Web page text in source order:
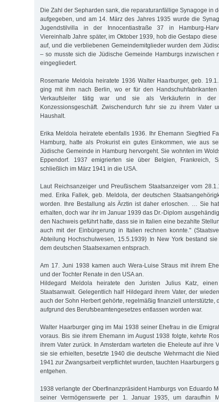
Die Zahl der Sepharden sank, die reparaturanfällige Synagoge in
aufgegeben, und am 14. März des Jahres 1935 wurde die
Jugendstilvilla in der Innocentiastraße 37 in Hamburg-
Viereinhalb Jahre später, im Oktober 1939, hob die Gestapo
auf, und die verbliebenen Gemeindemitglieder wurden dem
– so musste sich die Jüdische Gemeinde Hamburgs inzwischen
eingegliedert.
Rosemarie Meldola heiratete 1936 Walter Haarburger, geb.
ging mit ihm nach Berlin, wo er für den
Verkaufsleiter tätig war und sie als Verkäuferin in der
Konzessionsgeschäft. Zwischendurch fuhr sie zu ihrem Vater
Haushalt.
Erika Meldola heiratete ebenfalls 1936. Ihr Ehemann Siegfried
Hamburg, hatte als Prokurist ein gutes Einkommen, wie aus
Jüdische Gemeinde in Hamburg hervorgeht. Sie wohnten im
Eppendorf. 1937 emigrierten sie über Belgien, Frankreich,
schließlich im März 1941 in die USA.
Laut Reichsanzeiger und Preußischem Staatsanzeiger vom
med. Erika Fallek, geb. Meldola, der deutschen
worden. Ihre Bestallung als Ärztin ist daher erloschen. … Sie
erhalten, doch war ihr im Januar 1939 das Dr.-Diplom
den Nachweis geführt hatte, dass sie in Italien eine bezahlte
auch mit der Einbürgerung in Italien rechnen konnte."
Abteilung Hochschulwesen, 15.5.1939) In New York bestand
dem deutschen Staatsexamen entsprach.
Am 17. Juni 1938 kamen auch Wera-Luise Straus mit ihrem
und der Tochter Renate in den USA an.
Hildegard Meldola heiratete den Juristen Julius Katz,
Staatsanwalt. Gelegentlich half Hildegard ihrem Vater, der
auch der Sohn Herbert gehörte, regelmäßig finanziell unterstützte,
aufgrund des Berufsbeamtengesetzes entlassen worden war.
Walter Haarburger ging im Mai 1938 seiner Ehefrau in die
voraus. Bis sie ihrem Ehemann im August 1938 folgte, kehrte
ihrem Vater zurück. In Amsterdam warteten die Eheleute auf ihre
sie sie erhielten, besetzte 1940 die deutsche Wehrmacht die
1941 zur Zwangsarbeit verpflichtet wurden, tauchten Haarburgers
entgehen.
1938 verlangte der Oberfinanzpräsident Hamburgs von Eduardo
seiner Vermögenswerte per 1. Januar 1935, um daraufhin